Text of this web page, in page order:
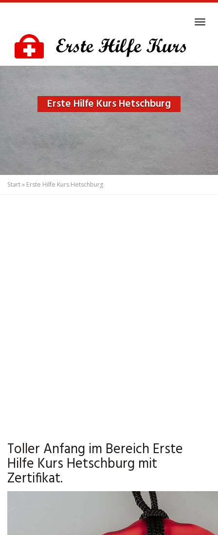
content
Erste Hilfe Kurs Hetschburg
Start» Erste Hilfe Kurs Hetschburg
Toller Anfang im Bereich Erste
Hilfe Kurs Hetschburg mit
Zertifikat.